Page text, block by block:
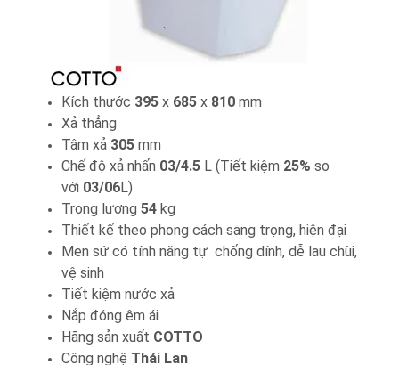
Kích thước 395x 685x 810 mm
Xả thẳng
Tâm xả 305mm
Chế độ xả nhấn 03/4.5L (Tiết kiệm 25% so
với03/06L)
Trọng lượng 54kg
Thiết kế theo phong cách sang trọng, hiện đại
Men sứ có tính năng tự chống dính, dễ lau chùi,
vệ sinh
Tiết kiệm nước xả
Nắp đóng êm ái
Hãng sản xuất COTTO
Công nghệ Thái Lan